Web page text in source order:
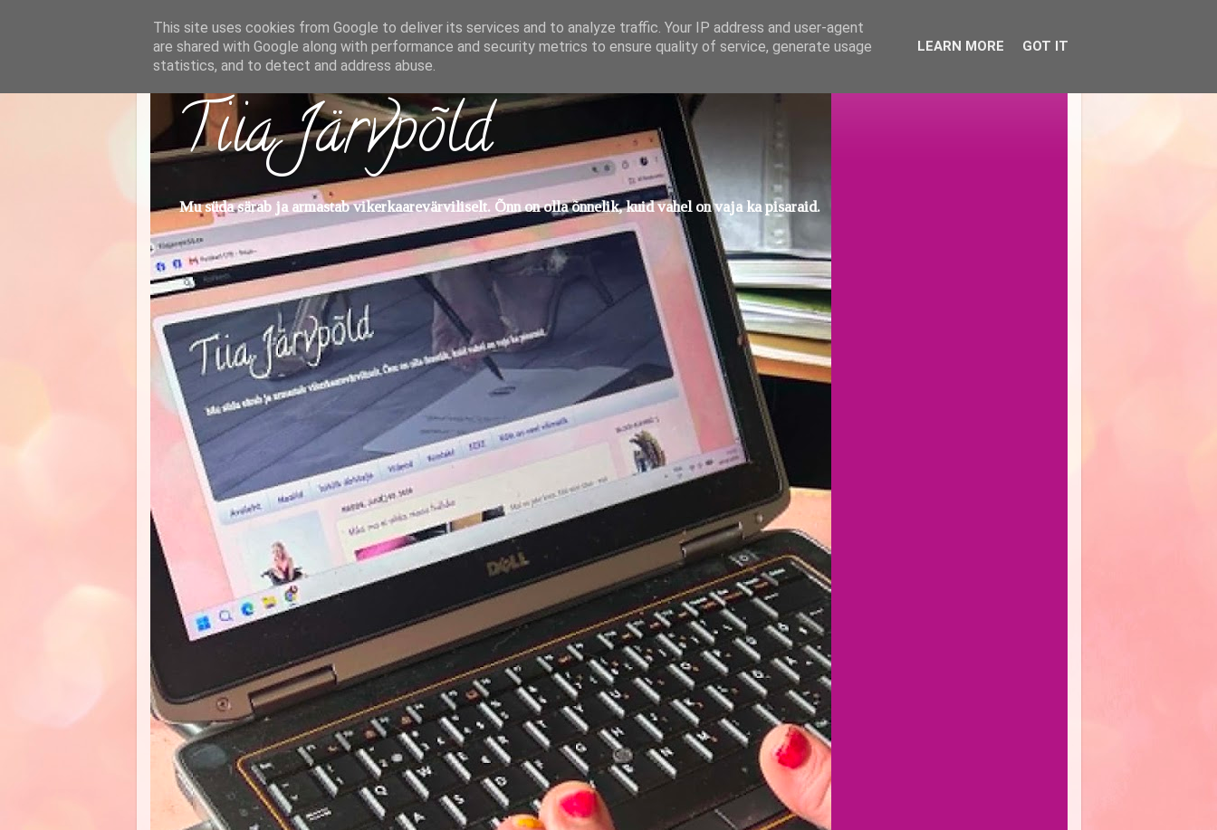
Tiia Järvpõld
Mu süda särab ja armastab vikerkaarevärviliselt. Õnn on olla õnnelik, kuid vahel on vaja ka pisaraid.
This site uses cookies from Google to deliver its services and to analyze traffic. Your IP address and user-agent
are shared with Google along with performance and security metrics to ensure quality of service, generate usage
statistics, and to detect and address abuse.
LEARN MORE GOT IT